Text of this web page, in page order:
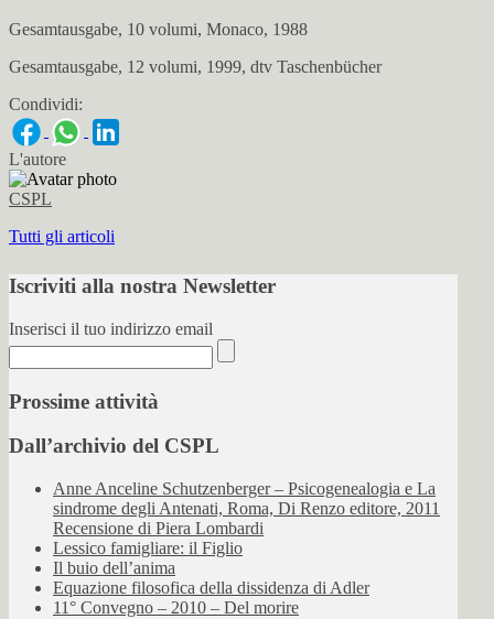
Gesamtausgabe, 10 volumi, Monaco, 1988
Gesamtausgabe, 12 volumi, 1999, dtv Taschenbücher
Condividi:
L'autore
CSPL
Tutti gli articoli
Iscriviti alla nostra Newsletter
Inserisci il tuo indirizzo email
Prossime attività
Dall’archivio del CSPL
Anne Anceline Schutzenberger – Psicogenealogia e La
sindrome degli Antenati, Roma, Di Renzo editore, 2011
Recensione di Piera Lombardi
Lessico famigliare: il Figlio
Il buio dell’anima
Equazione filosofica della dissidenza di Adler
11° Convegno – 2010 – Del morire